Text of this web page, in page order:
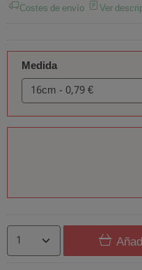
Costes de envío Ver
Medida